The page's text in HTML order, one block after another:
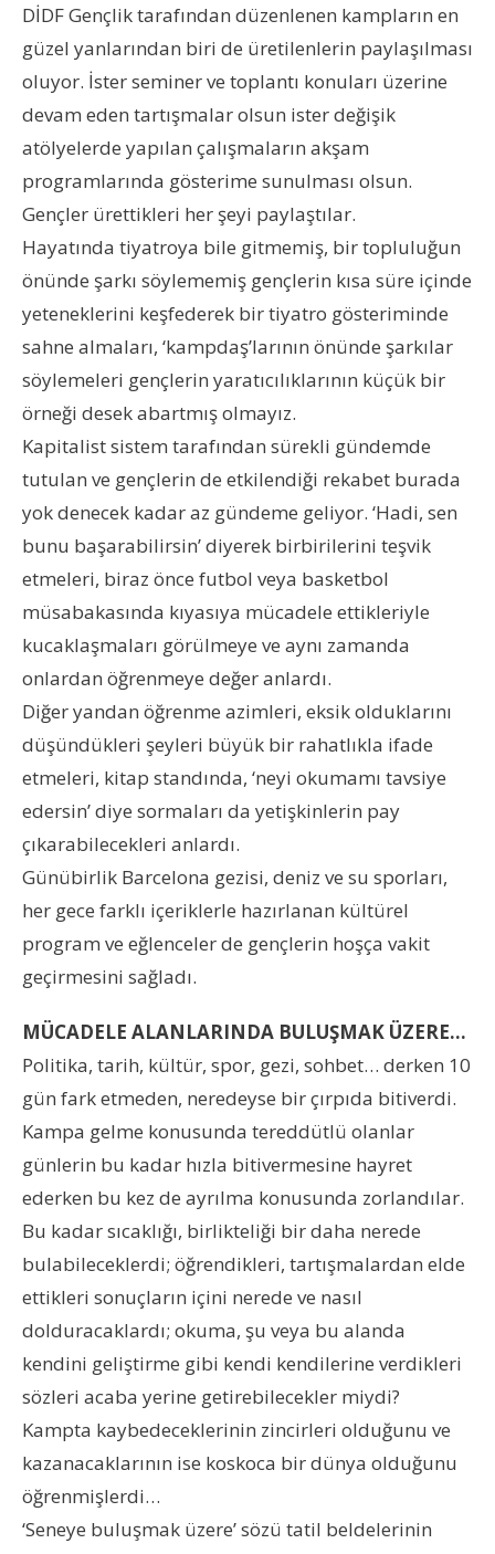
DİDF Gençlik tarafından düzenlenen kampların en
güzel yanlarından biri de üretilenlerin paylaşılması
oluyor. İster seminer ve toplantı konuları üzerine
devam eden tartışmalar olsun ister değişik
atölyelerde yapılan çalışmaların akşam
programlarında gösterime sunulması olsun.
Gençler ürettikleri her şeyi paylaştılar.
Hayatında tiyatroya bile gitmemiş, bir topluluğun
önünde şarkı söylememiş gençlerin kısa süre içinde
yeteneklerini keşfederek bir tiyatro gösteriminde
sahne almaları, ‘kampdaş’larının önünde şarkılar
söylemeleri gençlerin yaratıcılıklarının küçük bir
örneği desek abartmış olmayız.
Kapitalist sistem tarafından sürekli gündemde
tutulan ve gençlerin de etkilendiği rekabet burada
yok denecek kadar az gündeme geliyor. ‘Hadi, sen
bunu başarabilirsin’ diyerek birbirilerini teşvik
etmeleri, biraz önce futbol veya basketbol
müsabakasında kıyasıya mücadele ettikleriyle
kucaklaşmaları görülmeye ve aynı zamanda
onlardan öğrenmeye değer anlardı.
Diğer yandan öğrenme azimleri, eksik olduklarını
düşündükleri şeyleri büyük bir rahatlıkla ifade
etmeleri, kitap standında, ‘neyi okumamı tavsiye
edersin’ diye sormaları da yetişkinlerin pay
çıkarabilecekleri anlardı.
Günübirlik Barcelona gezisi, deniz ve su sporları,
her gece farklı içeriklerle hazırlanan kültürel
program ve eğlenceler de gençlerin hoşça vakit
geçirmesini sağladı.
MÜCADELE ALANLARINDA BULUŞMAK ÜZERE…
Politika, tarih, kültür, spor, gezi, sohbet… derken 10
gün fark etmeden, neredeyse bir çırpıda bitiverdi.
Kampa gelme konusunda tereddütlü olanlar
günlerin bu kadar hızla bitivermesine hayret
ederken bu kez de ayrılma konusunda zorlandılar.
Bu kadar sıcaklığı, birlikteliği bir daha nerede
bulabileceklerdi; öğrendikleri, tartışmalardan elde
ettikleri sonuçların içini nerede ve nasıl
dolduracaklardı; okuma, şu veya bu alanda
kendini geliştirme gibi kendi kendilerine verdikleri
sözleri acaba yerine getirebilecekler miydi?
Kampta kaybedeceklerinin zincirleri olduğunu ve
kazanacaklarının ise koskoca bir dünya olduğunu
öğrenmişlerdi…
‘Seneye buluşmak üzere’ sözü tatil beldelerinin